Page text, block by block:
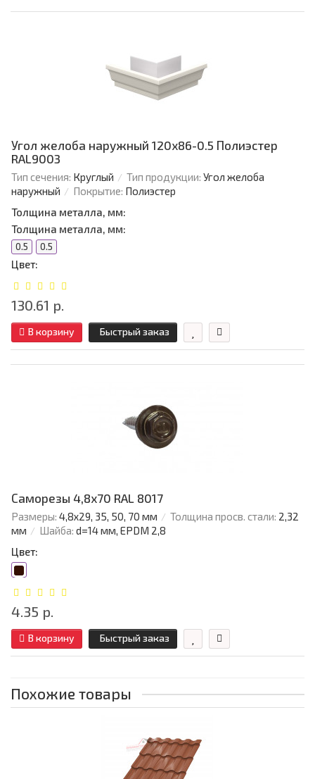
Угол желоба наружный 120х86-0.5 Полиэстер
RAL9003
Тип сечения: Круглый Тип продукции: Угол желоба
наружный
Покрытие: Полиэстер
Толщина металла, мм:
Толщина металла, мм:
0.5 0.5
Цвет:
130.61 р.
В корзину Быстрый заказ
Саморезы 4,8х70 RAL 8017
Размеры: 4,8х29, 35, 50, 70 мм Толщина просв. стали: 2,32
мм
Шайба: d=14 мм, EPDM 2,8
Цвет:
4.35 р.
В корзину Быстрый заказ
Похожие товары